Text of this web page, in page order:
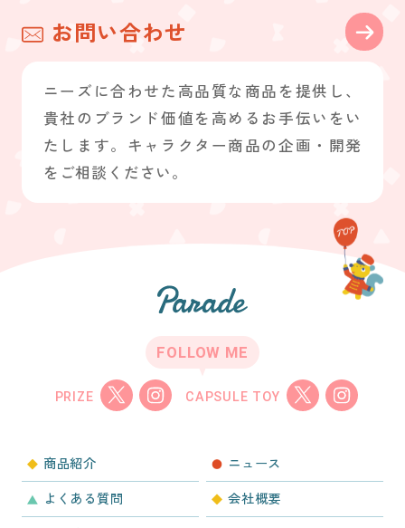
お問い合わせ
ニーズに合わせた高品質な商品を提供し、
貴社のブランド価値を高めるお手伝いをい
たします。キャラクター商品の企画・開発
をご相談ください。
FOLLOW ME
PRIZE CAPSULE TOY
商品紹介 ニュース
よくある質問 会社概要